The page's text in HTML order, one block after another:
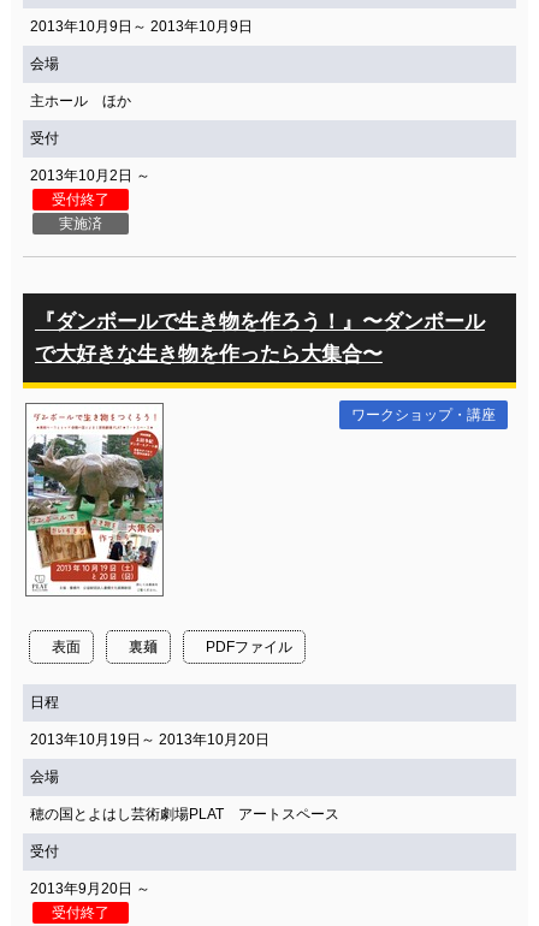
2013年10月9日～ 2013年10月9日
会場
主ホール ほか
受付
2013年10月2日 ～
受付終了
実施済
『ダンボールで生き物を作ろう！』〜ダンボール
で大好きな生き物を作ったら大集合〜
表面 裏麺 PDFファイル
ワークショップ・講座
日程
2013年10月19日～ 2013年10月20日
会場
穂の国とよはし芸術劇場PLAT アートスペース
受付
2013年9月20日 ～
受付終了